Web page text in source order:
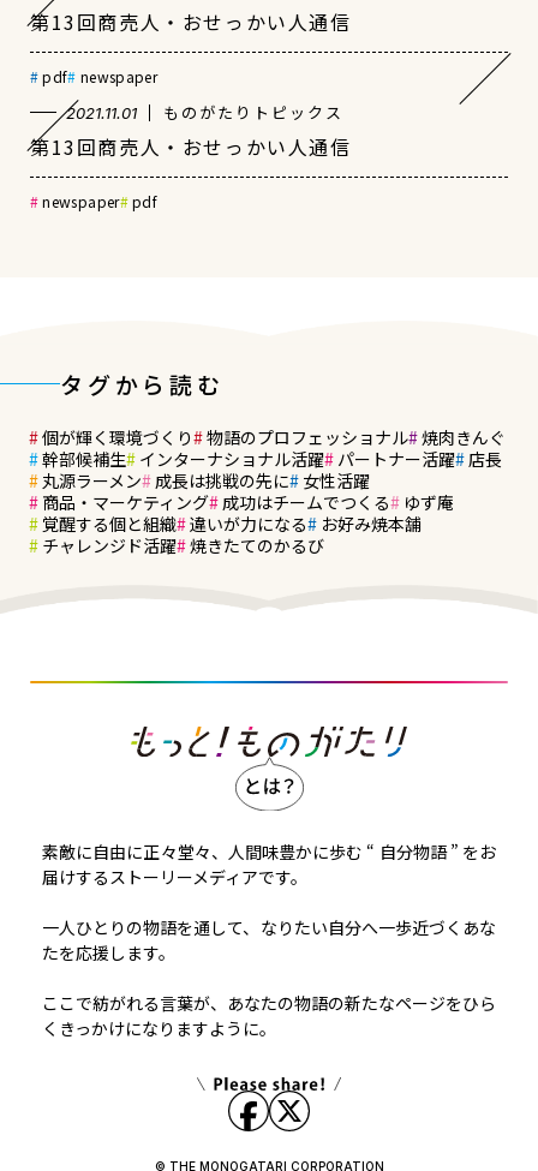
第13回商売人・おせっかい人通信
pdf newspaper
2021.11.01 ものがたりトピックス
第13回商売人・おせっかい人通信
newspaper pdf
タグから読む
個が輝く環境づくり 物語のプロフェッショナル 焼肉きんぐ
幹部候補生 インターナショナル活躍 パートナー活躍 店長
丸源ラーメン 成長は挑戦の先に
女性活躍
商品・マーケティング 成功はチームでつくる
ゆず庵
覚醒する個と組織 違いが力になる
お好み焼本舗
チャレンジド活躍 焼きたてのかるび
素敵に自由に正々堂々、人間味豊かに歩む “ 自分物語 ” をお
届けするストーリーメディアです。
一人ひとりの物語を通して、なりたい自分へ一歩近づくあな
たを応援します。
ここで紡がれる言葉が、あなたの物語の新たなページをひら
くきっかけになりますように。
© THE MONOGATARI CORPORATION